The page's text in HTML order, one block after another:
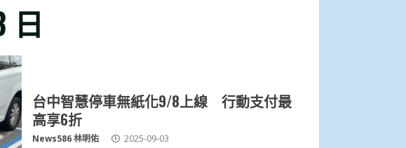
日
台中智慧停車無紙化9/8上線 行動支付最
高享6折
News586 林明佑 2025-09-03